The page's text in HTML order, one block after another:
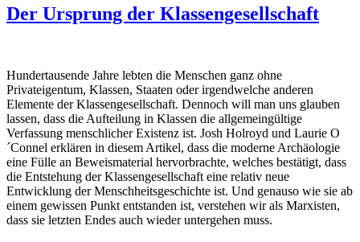
Der Ursprung der Klassengesellschaft
Hundertausende Jahre lebten die Menschen ganz ohne
Privateigentum, Klassen, Staaten oder irgendwelche anderen
Elemente der Klassengesellschaft. Dennoch will man uns glauben
lassen, dass die Aufteilung in Klassen die allgemeingültige
Verfassung menschlicher Existenz ist. Josh Holroyd und Laurie O
´Connel erklären in diesem Artikel, dass die moderne Archäologie
eine Fülle an Beweismaterial hervorbrachte, welches bestätigt, dass
die Entstehung der Klassengesellschaft eine relativ neue
Entwicklung der Menschheitsgeschichte ist. Und genauso wie sie ab
einem gewissen Punkt entstanden ist, verstehen wir als Marxisten,
dass sie letzten Endes auch wieder untergehen muss.